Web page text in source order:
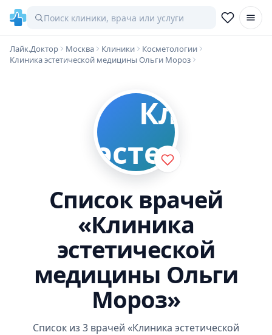
Лайк.Доктор Москва Клиники
Косметологии
Клиника эстетической медицины Ольги Мороз
Список врачей
«Клиника
эстетической
медицины Ольги
Мороз»
Список из 3 врачей «Клиника эстетической